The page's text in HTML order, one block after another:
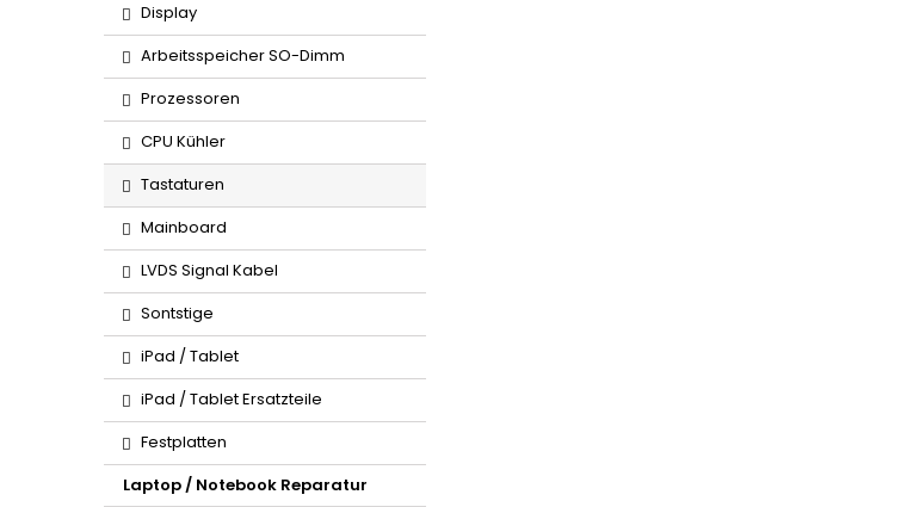
Display
Arbeitsspeicher SO-Dimm
Prozessoren
CPU Kühler
Tastaturen
Mainboard
LVDS Signal Kabel
Sontstige
iPad / Tablet
iPad / Tablet Ersatzteile
Festplatten
Laptop / Notebook Reparatur